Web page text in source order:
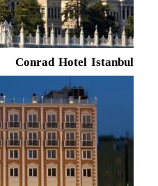
Conrad Hotel Istanbul